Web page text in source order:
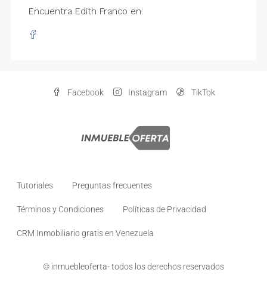
Encuentra Edith Franco en:
Facebook Instagram TikTok
Tutoriales Preguntas frecuentes
Términos y Condiciones Políticas de Privacidad
CRM Inmobiliario gratis en Venezuela
© inmuebleoferta- todos los derechos reservados